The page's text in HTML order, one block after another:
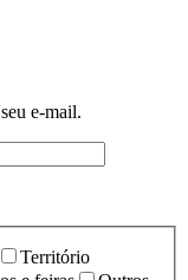
e-mail.
Território